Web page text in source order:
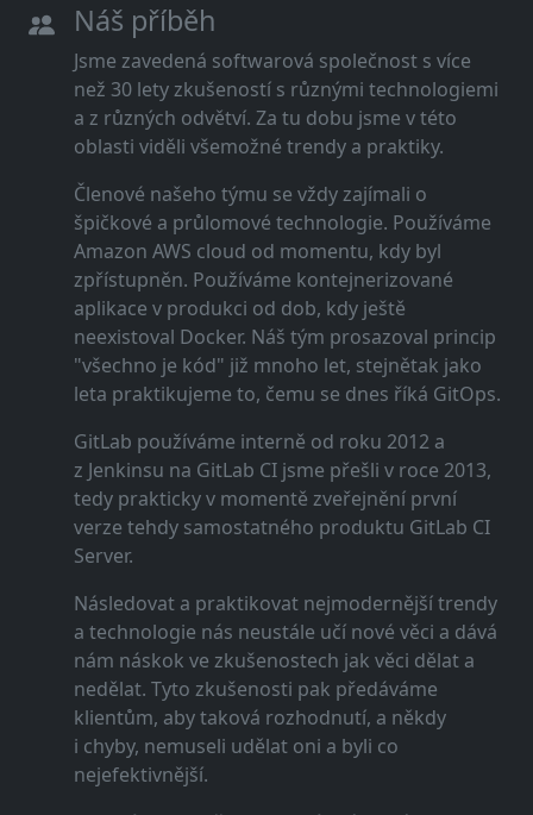
Náš příběh
Jsme zavedená softwarová společnost s více
než 30 lety zkušeností s různými technologiemi
a z různých odvětví. Za tu dobu jsme v této
oblasti viděli všemožné trendy a praktiky.
Členové našeho týmu se vždy zajímali o
špičkové a průlomové technologie. Používáme
Amazon AWS cloud od momentu, kdy byl
zpřístupněn. Používáme kontejnerizované
aplikace v produkci od dob, kdy ještě
neexistoval Docker. Náš tým prosazoval princip
"všechno je kód" již mnoho let, stejnětak jako
leta praktikujeme to, čemu se dnes říká GitOps.
GitLab používáme interně od roku 2012 a
z Jenkinsu na GitLab CI jsme přešli v roce 2013,
tedy prakticky v momentě zveřejnění první
verze tehdy samostatného produktu GitLab CI
Server.
Následovat a praktikovat nejmodernější trendy
a technologie nás neustále učí nové věci a dává
nám náskok ve zkušenostech jak věci dělat a
nedělat. Tyto zkušenosti pak předáváme
klientům, aby taková rozhodnutí, a někdy
i chyby, nemuseli udělat oni a byli co
nejefektivnější.